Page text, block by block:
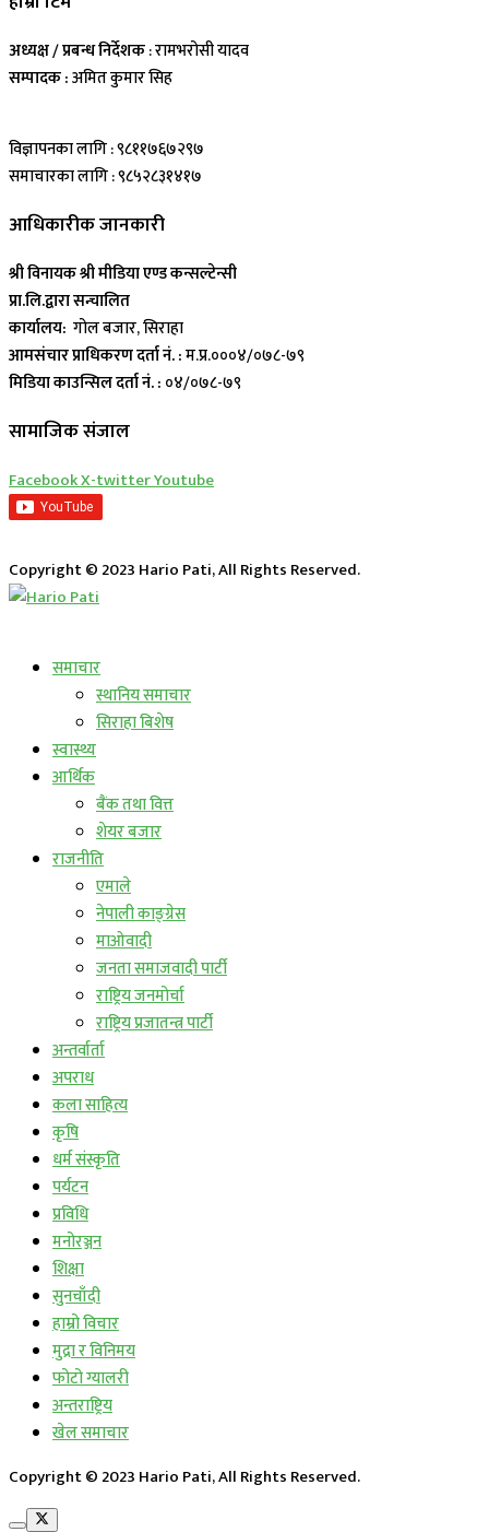
अध्यक्ष / प्रबन्ध निर्देशक: रामभरोसी यादव
सम्पादक :अमित कुमार सिह
विज्ञापनका लागि : ९८११७६७२९७
समाचारका लागि : ९८५२८३१४१७
आधिकारीक जानकारी
श्री विनायक श्री मीडिया एण्ड कन्सल्टेन्सी
प्रा.लि.द्वारा सन्चालित
कार्यालय: गोल बजार, सिराहा
आमसंचार प्राधिकरण दर्ता नं. :म.प्र.०००४/०७८-७९
मिडिया काउन्सिल दर्ता नं. : ०४/०७८-७९
सामाजिक संजाल
FacebookX-twitterYoutube
Copyright © 2023 Hario Pati, All Rights Reserved.
समाचार
स्थानिय समाचार
सिराहा बिशेष
स्वास्थ्य
आर्थिक
बैंक तथा वित्त
शेयर बजार
राजनीति
एमाले
नेपाली काङ्ग्रेस
माओवादी
जनता समाजवादी पार्टी
राष्ट्रिय जनमोर्चा
राष्ट्रिय प्रजातन्त्र पार्टी
अन्तर्वार्ता
अपराध
कला साहित्य
कृषि
धर्म संस्कृति
पर्यटन
प्रविधि
मनोरञ्जन
शिक्षा
सुनचाँदी
हाम्रो विचार
मुद्रा र विनिमय
फोटो ग्यालरी
अन्तराष्ट्रिय
खेल समाचार
Copyright © 2023 Hario Pati, All Rights Reserved.